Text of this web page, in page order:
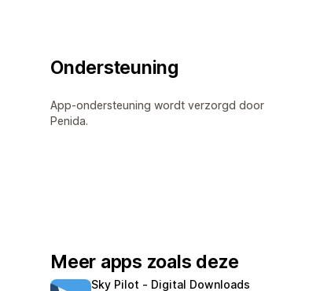
Ondersteuning
App-ondersteuning wordt verzorgd door
Penida.
Meer apps zoals deze
Sky Pilot ‑ Digital Downloads